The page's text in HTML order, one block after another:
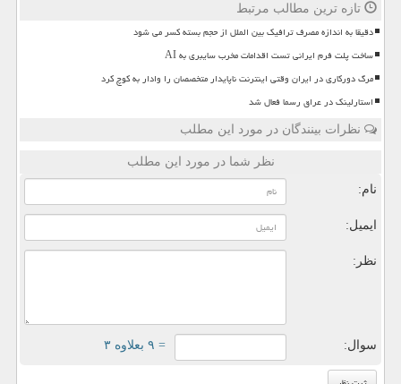
تازه ترین مطالب مرتبط
دقیقا به اندازه مصرف ترافیک بین الملل از حجم بسته کسر می شود
ساخت پلت فرم ایرانی تست اقدامات مخرب سایبری به AI
مرگ دورکاری در ایران وقتی اینترنت ناپایدار متخصصان را وادار به کوچ کرد
استارلینک در عراق رسما فعال شد
نظرات بینندگان در مورد این مطلب
نظر شما در مورد این مطلب
نام:
ایمیل:
نظر:
سوال: = ۹ بعلاوه ۳